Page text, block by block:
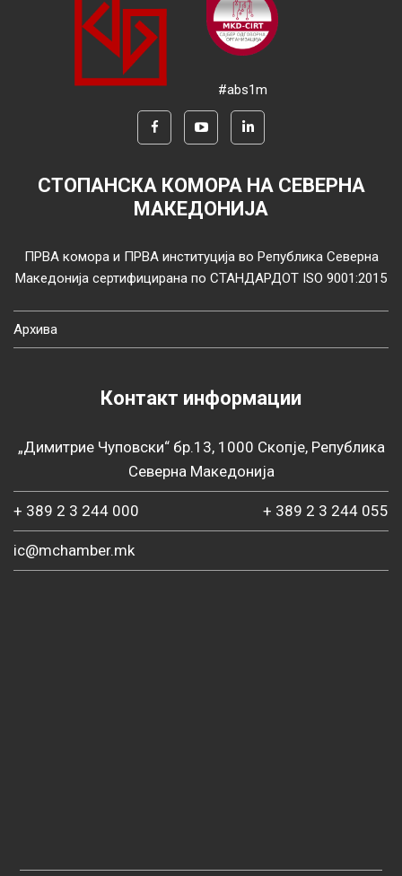
#abs1m
СТОПАНСКА КОМОРА НА СЕВЕРНА
МАКЕДОНИЈА
ПРВА комора и ПРВА институција во Република Северна
Македонија сертифицирана по СТАНДАРДОТ ISO 9001:2015
Архива
Контакт информации
„Димитрие Чуповски“ бр.13, 1000 Скопје, Република
Северна Македонија
+ 389 2 3 244 000 + 389 2 3 244 055
ic@mchamber.mk